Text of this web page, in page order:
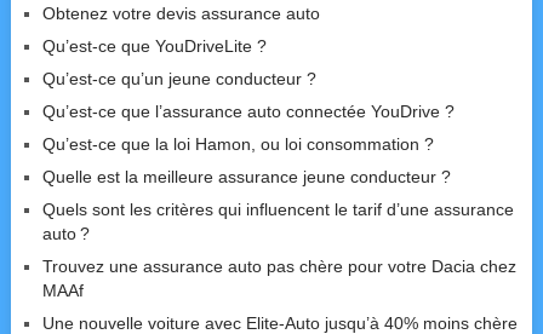
Obtenez votre devis assurance auto
Qu’est-ce que YouDriveLite ?
Qu’est-ce qu’un jeune conducteur ?
Qu’est-ce que l’assurance auto connectée YouDrive ?
Qu’est-ce que la loi Hamon, ou loi consommation ?
Quelle est la meilleure assurance jeune conducteur ?
Quels sont les critères qui influencent le tarif d’une assurance
auto ?
Trouvez une assurance auto pas chère pour votre Dacia chez
MAAf
Une nouvelle voiture avec Elite-Auto jusqu’à 40% moins chère